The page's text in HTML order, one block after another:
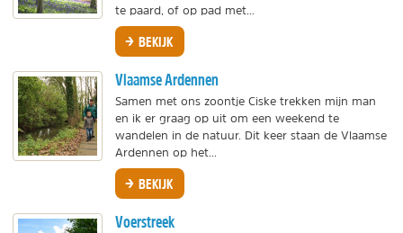
te paard, of op pad met...
BEKIJK
Vlaamse Ardennen
Samen met ons zoontje Ciske trekken mijn man
en ik er graag op uit om een weekend te
wandelen in de natuur. Dit keer staan de Vlaamse
Ardennen op het...
BEKIJK
Voerstreek